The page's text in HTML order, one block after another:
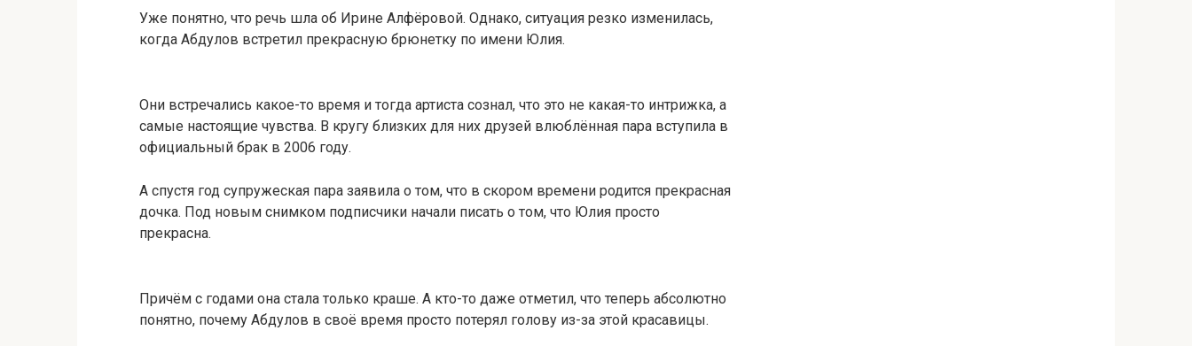
Уже понятно, что речь шла об Ирине Алфёровой. Однако, ситуация резко изменилась,
когда Абдулов встретил прекрасную брюнетку по имени Юлия.
Они встречались какое-то время и тогда артиста сознал, что это не какая-то интрижка, а
самые настоящие чувства. В кругу близких для них друзей влюблённая пара вступила в
официальный брак в 2006 году.
А спустя год супружеская пара заявила о том, что в скором времени родится прекрасная
дочка. Под новым снимком подписчики начали писать о том, что Юлия просто
прекрасна.
Причём с годами она стала только краше. А кто-то даже отметил, что теперь абсолютно
понятно, почему Абдулов в своё время просто потерял голову из-за этой красавицы.